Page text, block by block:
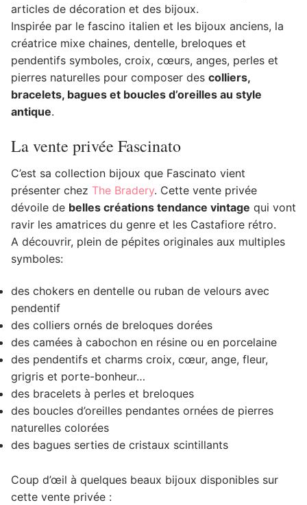
articles de décoration et des bijoux.
Inspirée par le fascino italien et les bijoux anciens, la
créatrice mixe chaines, dentelle, breloques et
pendentifs symboles, croix, cœurs, anges, perles et
pierres naturelles pour composer des colliers,
bracelets, bagues et boucles d’oreilles au style
antique.
La vente privée Fascinato
C’est sa collection bijoux que Fascinato vient
présenter chez The Bradery. Cette vente privée
dévoile de belles créations tendance vintage qui vont
ravir les amatrices du genre et les Castafiore rétro.
A découvrir, plein de pépites originales aux multiples
symboles:
des chokers en dentelle ou ruban de velours avec
pendentif
des colliers ornés de breloques dorées
des camées à cabochon en résine ou en porcelaine
des pendentifs et charms croix, cœur, ange, fleur,
grigris et porte-bonheur…
des bracelets à perles et breloques
des boucles d’oreilles pendantes ornées de pierres
naturelles colorées
des bagues serties de cristaux scintillants
Coup d’œil à quelques beaux bijoux disponibles sur
cette vente privée :